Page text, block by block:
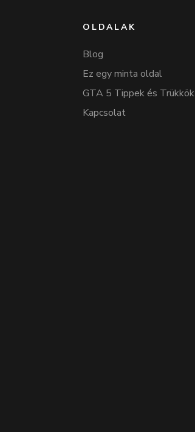
OLDALAK
Blog
Ez egy minta oldal
GTA 5 Tippek és Trükkök
Kapcsolat